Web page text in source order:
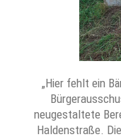
„Hier fehlt ein
neugestaltete
Haldenstraße.